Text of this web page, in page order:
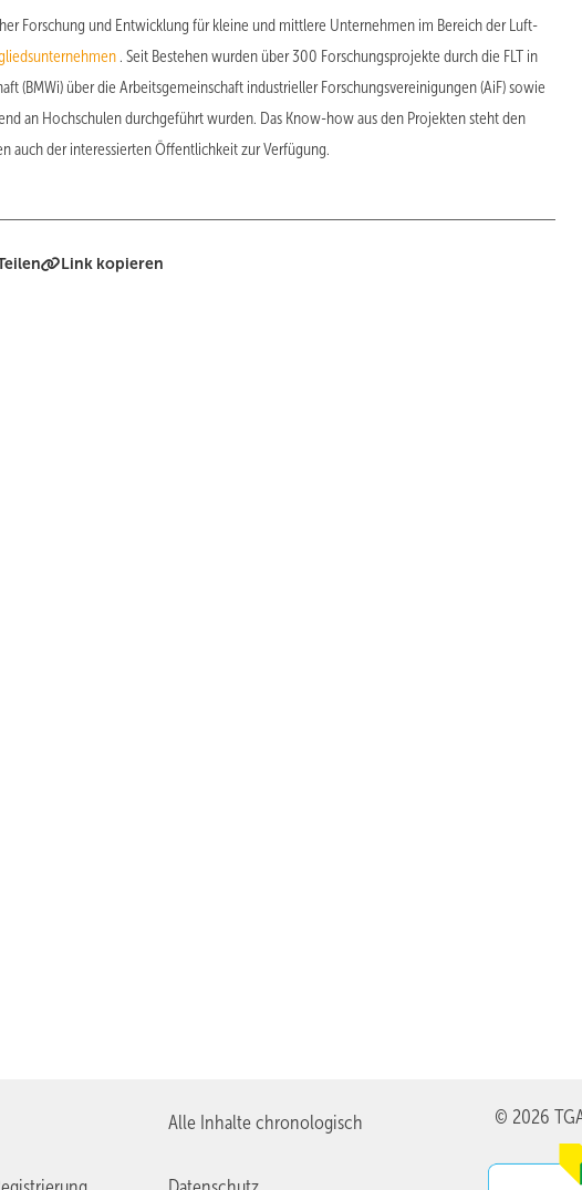
Forschung und Entwicklung für kleine und mittlere Unternehmen im Bereich der Luft-
. Seit Bestehen wurden über 300 Forschungsprojekte durch die FLT in
(BMWi) über die Arbeitsgemeinschaft industrieller Forschungsvereinigungen (AiF) sowie
an Hochschulen durchgeführt wurden. Das Know-how aus den Projekten steht den
auch der interessierten Öffentlichkeit zur Verfügung.
Link kopieren
Alle Inhalte chronologisch © 2026